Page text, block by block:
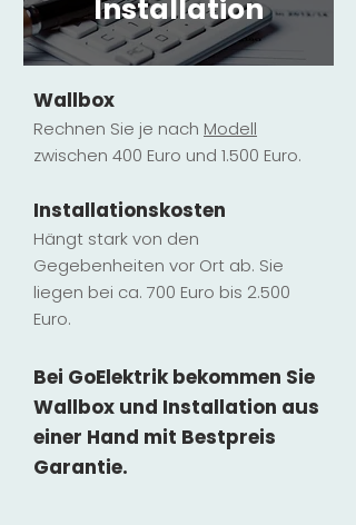
Installation
Wallbox
Rechnen Sie je nach Modell
zwischen 400 Euro und 1.500 Euro.
Installationskosten
Hängt stark von den
Gegebenheiten vor Ort ab. Sie
liegen bei ca. 700 Euro bis 2.500
Euro.
Bei GoElektrik bekommen Sie
Wallbox und Installation aus
einer Hand mit Bestpreis
Garantie.